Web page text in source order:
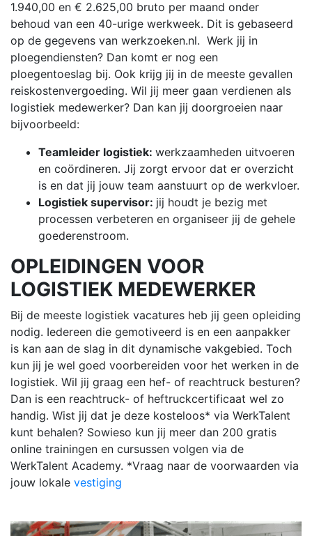
1.940,00 en € 2.625,00 bruto per maand onder
behoud van een 40-urige werkweek. Dit is gebaseerd
op de gegevens van werkzoeken.nl. Werk jij in
ploegendiensten? Dan komt er nog een
ploegentoeslag bij. Ook krijg jij in de meeste gevallen
reiskostenvergoeding. Wil jij meer gaan verdienen als
logistiek medewerker? Dan kan jij doorgroeien naar
bijvoorbeeld:
Teamleider logistiek: werkzaamheden uitvoeren
en coördineren. Jij zorgt ervoor dat er overzicht
is en dat jij jouw team aanstuurt op de werkvloer.
Logistiek supervisor: jij houdt je bezig met
processen verbeteren en organiseer jij de gehele
goederenstroom.
OPLEIDINGEN VOOR
LOGISTIEK MEDEWERKER
Bij de meeste logistiek vacatures heb jij geen opleiding
nodig. Iedereen die gemotiveerd is en een aanpakker
is kan aan de slag in dit dynamische vakgebied. Toch
kun jij je wel goed voorbereiden voor het werken in de
logistiek. Wil jij graag een hef- of reachtruck besturen?
Dan is een reachtruck- of heftruckcertificaat wel zo
handig. Wist jij dat je deze kosteloos* via WerkTalent
kunt behalen? Sowieso kun jij meer dan 200 gratis
online trainingen en cursussen volgen via de
WerkTalent Academy. *Vraag naar de voorwaarden via
jouw lokale vestiging